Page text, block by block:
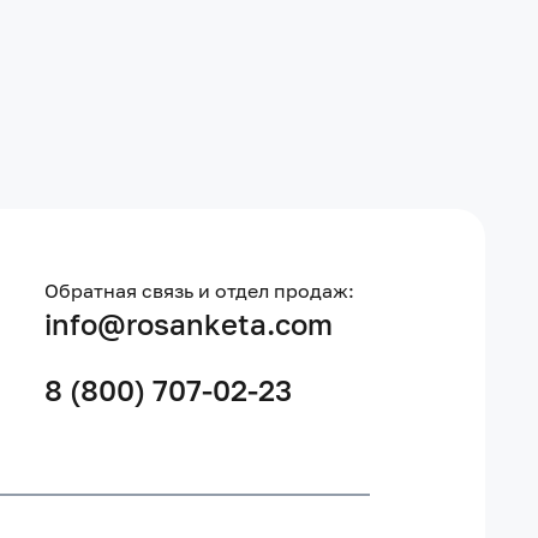
Обратная связь и отдел продаж:
info@rosanketa.com
8 (800) 707-02-23